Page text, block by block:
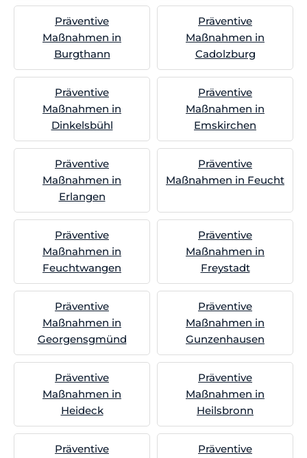
Präventive
Maßnahmen in
Burgthann
Präventive
Maßnahmen in
Cadolzburg
Präventive
Maßnahmen in
Dinkelsbühl
Präventive
Maßnahmen in
Emskirchen
Präventive
Maßnahmen in
Erlangen
Präventive
Maßnahmen in Feucht
Präventive
Maßnahmen in
Feuchtwangen
Präventive
Maßnahmen in
Freystadt
Präventive
Maßnahmen in
Georgensgmünd
Präventive
Maßnahmen in
Gunzenhausen
Präventive
Maßnahmen in
Heideck
Präventive
Maßnahmen in
Heilsbronn
Präventive
Präventive